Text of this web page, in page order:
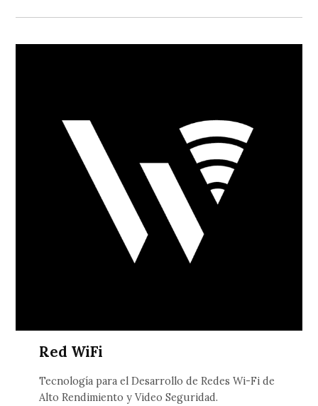
Red WiFi
Tecnología para el Desarrollo de Redes Wi-Fi de
Alto Rendimiento y Video Seguridad.